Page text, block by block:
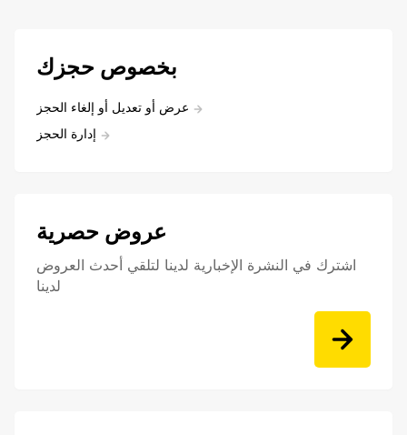
بخصوص حجزك
عرض أو تعديل أو إلغاء الحجز
إدارة الحجز
عروض حصرية
اشترك في النشرة الإخبارية لدينا لتلقي أحدث العروض
لدينا